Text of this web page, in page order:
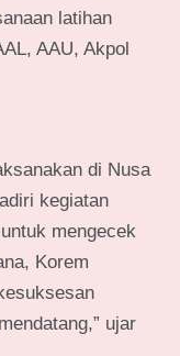
latihan
AAU, Akpol
di Nusa
kegiatan
mengecek
Korem
ujar